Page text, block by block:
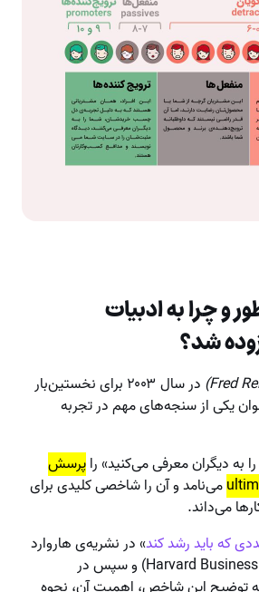
چرا به ادبیات
شد؟
در سال ۲۰۰۳ برای نخستین‌بار
یکی از سنجه‌های مهم در تجربه
به دیگران معرفی می‌کنید» راپرسش
می‌نامد و آن را شاخصی کلیدی برای
می‌داند.
که باید رشد کند» در نشریه‌ی هاروارد
بیزنس ریویو (Harvard Business Review) و سپس در